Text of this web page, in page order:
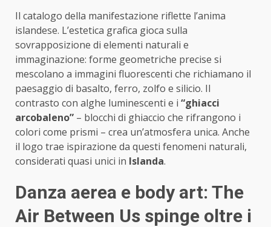
Il catalogo della manifestazione riflette l’anima
islandese. L’estetica grafica gioca sulla
sovrapposizione di elementi naturali e
immaginazione: forme geometriche precise si
mescolano a immagini fluorescenti che richiamano il
paesaggio di basalto, ferro, zolfo e silicio. Il
contrasto con alghe luminescenti e i “ghiacci
arcobaleno” – blocchi di ghiaccio che rifrangono i
colori come prismi – crea un’atmosfera unica. Anche
il logo trae ispirazione da questi fenomeni naturali,
considerati quasi unici in Islanda.
Danza aerea e body art: The
Air Between Us spinge oltre i